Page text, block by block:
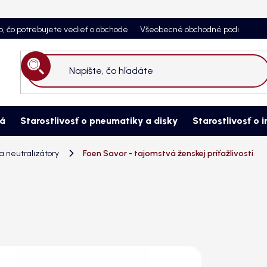
čo potrebujete vedieť o obchode Všeobecné obchodné podmienky
Hľadať
Starostlivosť o pneumatiky a disky Starostlivosť o
neutralizátory Foen Savor - tajomstvá ženskej príťažlivosti